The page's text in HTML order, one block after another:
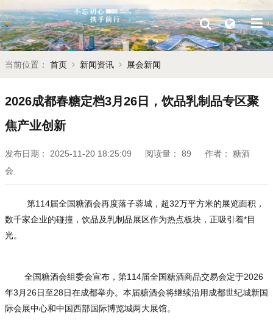
当前位置： 首页 新闻资讯 展会新闻
2026成都春糖定档3月26日，饮品乳制品专区聚
焦产业创新
发布日期： 2025-11-20 18:25:09 阅读量： 89 作者：
糖酒
会
第114届全国糖酒会再度落子蓉城，超32万平方米的展览面积，
数千家企业的碰撞，饮品及乳制品展区作为热点板块，正吸引着*目
光。
全国糖酒会组委会宣布，第114届全国糖酒商品交易会定于2026
年3月26日至28日在成都举办。本届糖酒会将继续沿用成都世纪城新国
际会展中心和中国西部国际博览城两大展馆。